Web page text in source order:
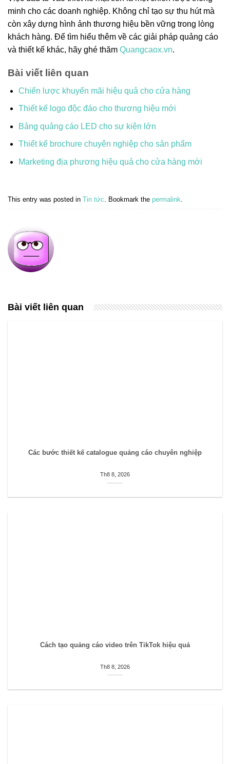
minh cho các doanh nghiệp. Không chỉ tạo sự thu hút mà
còn xây dựng hình ảnh thương hiệu bền vững trong lòng
khách hàng. Để tìm hiểu thêm về các giải pháp quảng cáo
và thiết kế khác, hãy ghé thăm Quangcaox.vn.
Bài viết liên quan
Chiến lược khuyến mãi hiệu quả cho cửa hàng
Thiết kế logo độc đáo cho thương hiệu mới
Bảng quảng cáo LED cho sự kiện lớn
Thiết kế brochure chuyên nghiệp cho sản phẩm
Marketing địa phương hiệu quả cho cửa hàng mới
This entry was posted in Tin tức. Bookmark the permalink.
Bài viết liên quan
Các bước thiết kế catalogue quảng cáo chuyên nghiệp
Th8 8, 2026
Cách tạo quảng cáo video trên TikTok hiệu quả
Th8 8, 2026